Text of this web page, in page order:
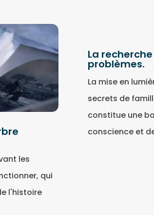
les
qui
l'histoire
La
problèmes.
La mise en
secrets de
constitue une
conscience et